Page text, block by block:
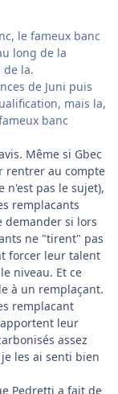
le fameux banc
long de la
de la.
de Juni puis
mais la,
banc
Même si Gbec
rentrer au compte
n'est pas le sujet),
remplacants
demander si lors
ne "tirent" pas
forcer leur talent
niveau. Et ce
à un remplaçant.
remplacant
leur
assez
les ai senti bien
Pedretti a fait de